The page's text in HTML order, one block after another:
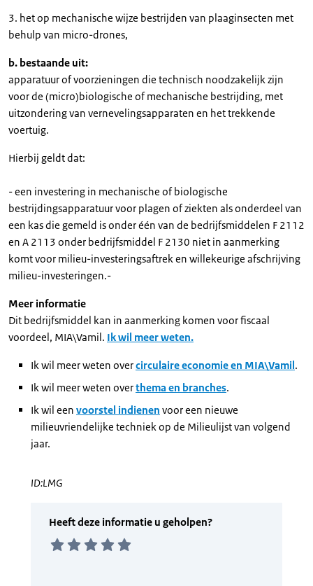
3. het op mechanische wijze bestrijden van plaaginsecten met
behulp van micro-drones,
b. bestaande uit:
apparatuur of voorzieningen die technisch noodzakelijk zijn
voor de (micro)biologische of mechanische bestrijding, met
uitzondering van vernevelingsapparaten en het trekkende
voertuig.
Hierbij geldt dat:
- een investering in mechanische of biologische
bestrijdingsapparatuur voor plagen of ziekten als onderdeel van
een kas die gemeld is onder één van de bedrijfsmiddelen F 2112
en A 2113 onder bedrijfsmiddel F 2130 niet in aanmerking
komt voor milieu-investeringsaftrek en willekeurige afschrijving
milieu-investeringen.-
Meer informatie
Dit bedrijfsmiddel kan in aanmerking komen voor fiscaal
voordeel, MIA\Vamil. Ik wil meer weten.
Ik wil meer weten overcirculaire economie en MIA\Vamil.
Ik wil meer weten overthema en branches.
Ik wil een voorstel indienen voor een nieuwe
milieuvriendelijke techniek op de Milieulijst van volgend
jaar.
ID:LMG